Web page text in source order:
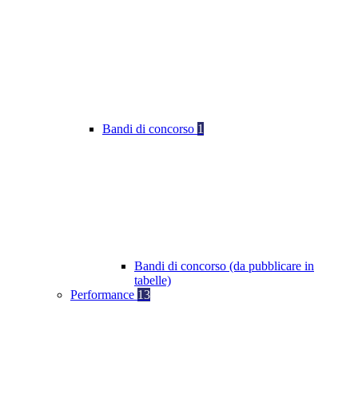
Bandi di concorso 1
Bandi di concorso (da pubblicare in
tabelle)
Performance 13